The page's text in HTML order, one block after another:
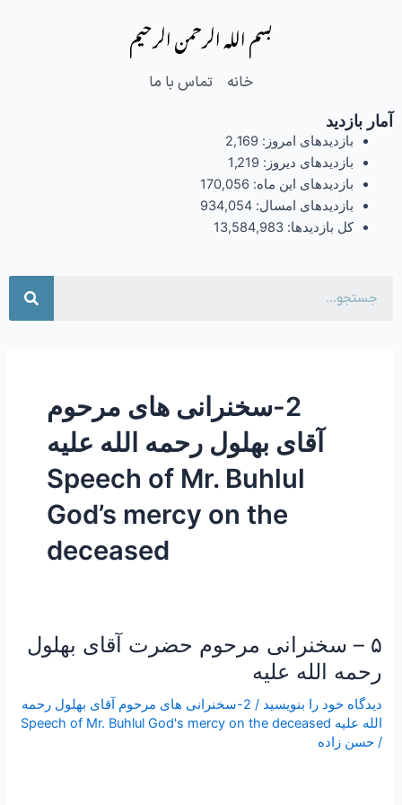
بسم الله الرحمن الرحیم
خانه تماس با ما
آمار بازدید
بازدیدهای امروز: 2,169
بازدیدهای دیروز: 1,219
بازدیدهای این ماه: 170,056
بازدیدهای امسال: 934,054
کل بازدیدها: 13,584,983
2-سخنرانی های مرحوم
آقای بهلول رحمه الله علیه
Speech of Mr. Buhlul
God’s mercy on the
deceased
۵ – سخنرانی مرحوم حضرت آقای بهلول
رحمه الله علیه
دیدگاه‌ خود را بنویسید /
2-سخنرانی های مرحوم آقای بهلول رحمه
الله علیه Speech of Mr. Buhlul God's mercy on the deceased
/حسن زاده
۵
سخنرانی
مرحوم
حضرت
آقای